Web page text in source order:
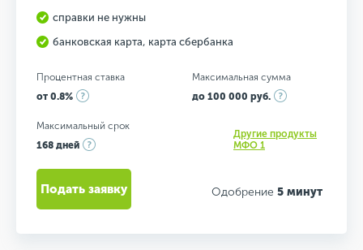
справки не нужны
банковская карта, карта сбербанка
Процентная ставка
от 0.8%
Максимальная сумма
до 100 000 руб.
Максимальный срок
168 дней
Другие продукты
МФО 1
Одобрение 5 минут
Подать заявку